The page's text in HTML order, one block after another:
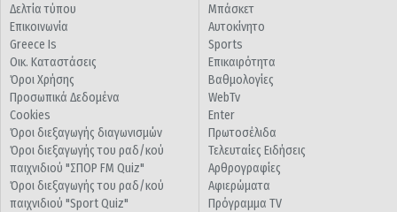
Δελτία τύπου
Επικοινωνία
Greece Is
Οικ. Καταστάσεις
Όροι Χρήσης
Προσωπικά Δεδομένα
Cookies
Όροι διεξαγωγής διαγωνισμών
Όροι διεξαγωγής του ραδ/κού
παιχνιδιού "ΣΠΟΡ FM Quiz"
Όροι διεξαγωγής του ραδ/κού
παιχνιδιού "Sport Quiz"
Μπάσκετ
Αυτοκίνητο
Sports
Επικαιρότητα
Βαθμολογίες
WebTv
Enter
Πρωτοσέλιδα
Τελευταίες Ειδήσεις
Αρθρογραφίες
Αφιερώματα
Πρόγραμμα TV